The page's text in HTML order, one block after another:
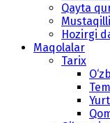
Qayta
Hozirgi
Maqolalar
Tarix